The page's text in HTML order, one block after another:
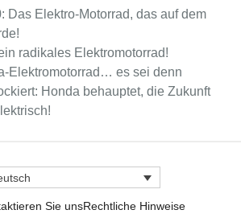
Das Elektro-Motorrad, das auf dem
radikales Elektromotorrad!
Elektromotorrad… es sei denn
Honda behauptet, die Zukunft
Sie unsRechtliche Hinweise